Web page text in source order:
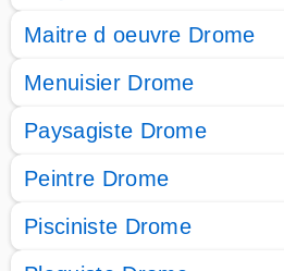
Maitre d oeuvre Drome
Menuisier Drome
Paysagiste Drome
Peintre Drome
Pisciniste Drome